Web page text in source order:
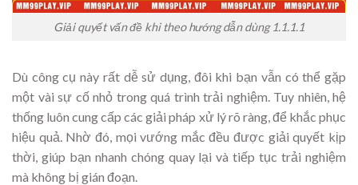
Giải quyết vấn đề khi theo hướng dẫn dùng 1.1.1.1
Dù công cụ này rất dễ sử dụng, đôi khi bạn vẫn có thể gặp
một vài sự cố nhỏ trong quá trình trải nghiệm. Tuy nhiên, hệ
thống luôn cung cấp các giải pháp xử lý rõ ràng, để khắc phục
hiệu quả. Nhờ đó, mọi vướng mắc đều được giải quyết kịp
thời, giúp bạn nhanh chóng quay lại và tiếp tục trải nghiệm
mà không bị gián đoạn.